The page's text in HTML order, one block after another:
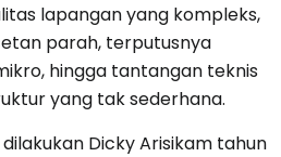
lapangan yang kompleks,
parah, terputusnya
hingga tantangan teknis
yang tak sederhana.
Dicky Arisikam tahun